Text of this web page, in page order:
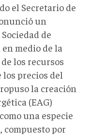
el Secretario de
un
de
medio de la
los recursos
precios del
la creación
(EAG)
una especie
compuesto por